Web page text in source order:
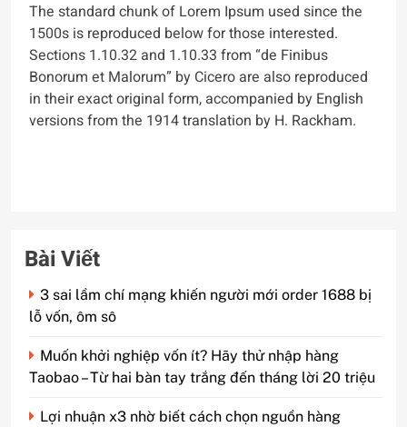
The standard chunk of Lorem Ipsum used since the
1500s is reproduced below for those interested.
Sections 1.10.32 and 1.10.33 from “de Finibus
Bonorum et Malorum” by Cicero are also reproduced
in their exact original form, accompanied by English
versions from the 1914 translation by H. Rackham.
Bài Viết
3 sai lầm chí mạng khiến người mới order 1688 bị
lỗ vốn, ôm sô
Muốn khởi nghiệp vốn ít? Hãy thử nhập hàng
Taobao – Từ hai bàn tay trắng đến tháng lời 20 triệu
Lợi nhuận x3 nhờ biết cách chọn nguồn hàng